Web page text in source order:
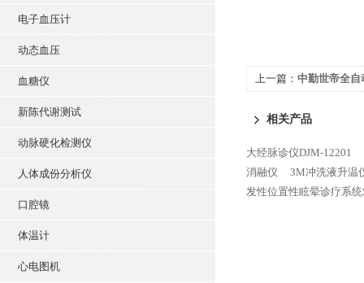
电子血压计
动态血压
血糖仪
新陈代谢测试
动脉硬化检测仪
人体成份分析仪
口腔镜
体温计
心电图机
上一篇： 中勤世帝全自
相关产品
大经脉诊仪DJM-12201
消融仪
3M冲洗液升温
发性位置性眩晕诊疗系统